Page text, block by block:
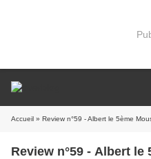
Accueil » Review n°59 - Albert le 5ème
Review n°59 - Albert le